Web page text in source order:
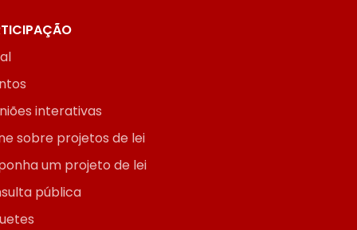
interativas
sobre projetos de lei
um projeto de lei
pública